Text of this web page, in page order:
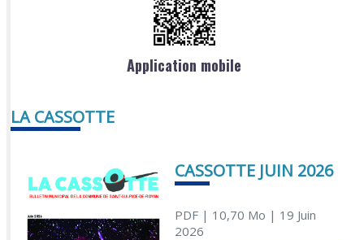
Application mobile
LA CASSOTTE
CASSOTTE JUIN 2026
PDF| 10,70 Mo | 19 Juin
2026